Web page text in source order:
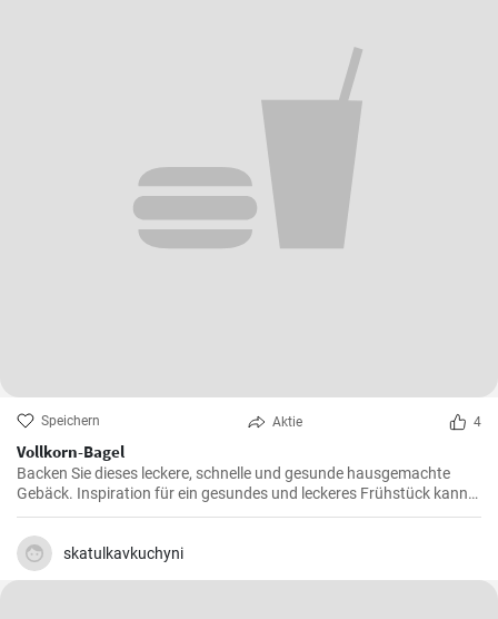
Speichern Aktie 4
Vollkorn-Bagel
Backen Sie dieses leckere, schnelle und gesunde hausgemachte
Gebäck. Inspiration für ein gesundes und leckeres Frühstück kann
man nie genug haben.
skatulkavkuchyni